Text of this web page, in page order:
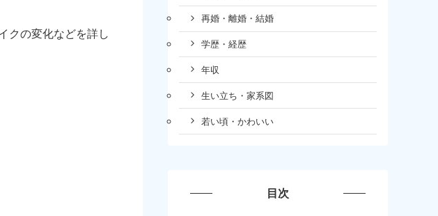
クの変化などを詳し
再婚・離婚・結婚
学歴・経歴
年収
生い立ち・家系図
若い頃・かわいい
目次